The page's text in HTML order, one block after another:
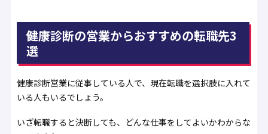
健康診断の営業からおすすめの転職先3
選
健康診断営業に従事している人で、現在転職を選択肢に入れて
いる人もいるでしょう。
いざ転職すると決断しても、どんな仕事をしてよいかわからな